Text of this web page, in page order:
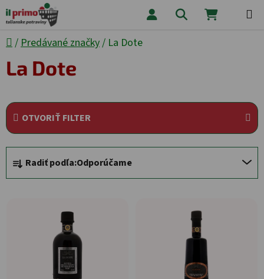
Prejsť na obsah Hľadať
Domov
/ Predávané značky/ La Dote
La Dote
OTVORIŤ FILTER
Radenie produktov
Radiť podľa:Odporúčame